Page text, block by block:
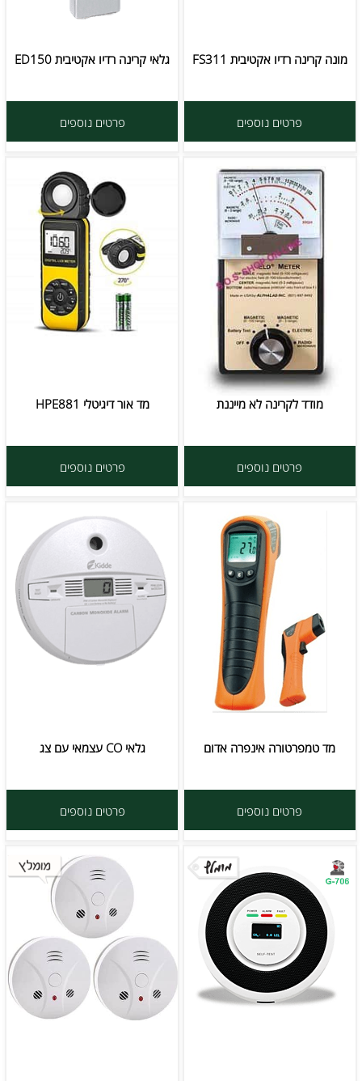
מונה קרינה רדיו אקטיבית FS311
פרטים נוספים
גלאי קרינה רדיו אקטיבית ED150
פרטים נוספים
מודד לקרינה לא מייננת
פרטים נוספים
מד אור דיגיטלי HPE881
פרטים נוספים
מד טמפרטורה אינפרה אדום
פרטים נוספים
גלאי CO עצמאי עם צג
פרטים נוספים